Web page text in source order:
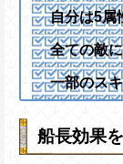
自分は5属
全ての敵
一部のス
船長効果